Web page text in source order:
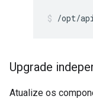
/opt/
Upgrade
Atualize os